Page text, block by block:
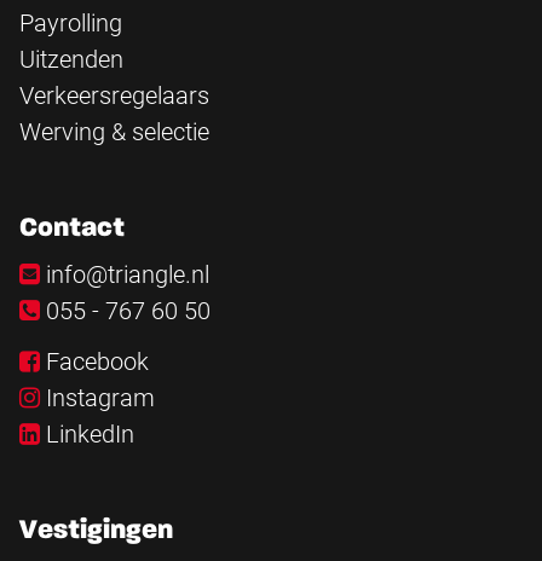
Payrolling
Uitzenden
Verkeersregelaars
Werving & selectie
Contact
info@triangle.nl
055 - 767 60 50
Facebook
Instagram
LinkedIn
Vestigingen